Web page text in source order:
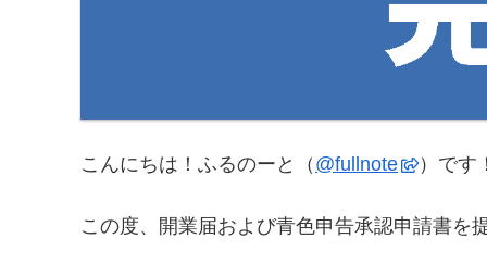
こんにちは！ふるのーと（ @fullnote ）です
この度、開業届および青色申告承認申請書を